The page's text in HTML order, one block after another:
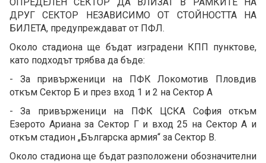
ДРУГ СЕКТОР НЕЗАВИСИМО ОТ СТОЙНОСТТА НА
БИЛЕТА, предупреждават от ПФЛ.
Около стадиона ще бъдат изградени КПП пунктове,
като подходът трябва да бъде:
- За привърженици на ПФК Локомотив Пловдив
откъм Сектор Б и през вход 1 и 2 на Сектор А
- За привърженици на ПФК ЦСКА София откъм
Езерото Ариана за Сектор Г и вход 25 на Сектор А и
откъм стадион „Българска армия“ за Сектор В.
Около стадиона ще бъдат разположени обозначителни